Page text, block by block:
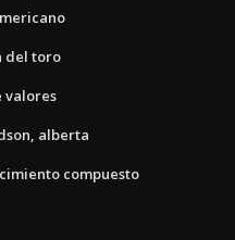
del toro
valores
alberta
compuesto